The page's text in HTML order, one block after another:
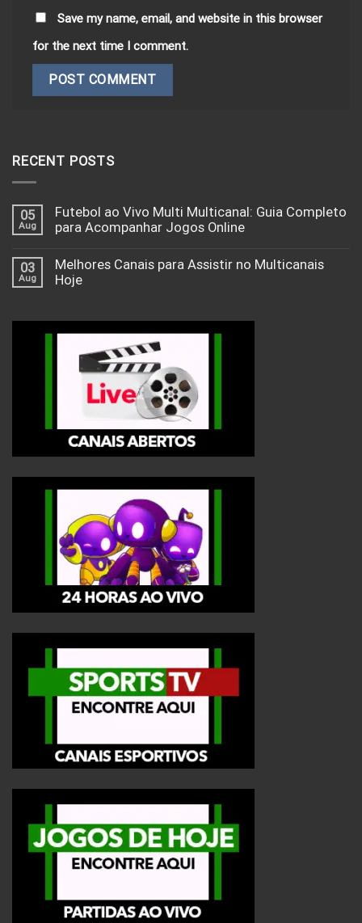
Save my name, email, and website in this browser
for the next time I comment.
RECENT POSTS
05
Aug
Futebol ao Vivo Multi Multicanal: Guia Completo
para Acompanhar Jogos Online
03
Aug
Melhores Canais para Assistir no Multicanais
Hoje